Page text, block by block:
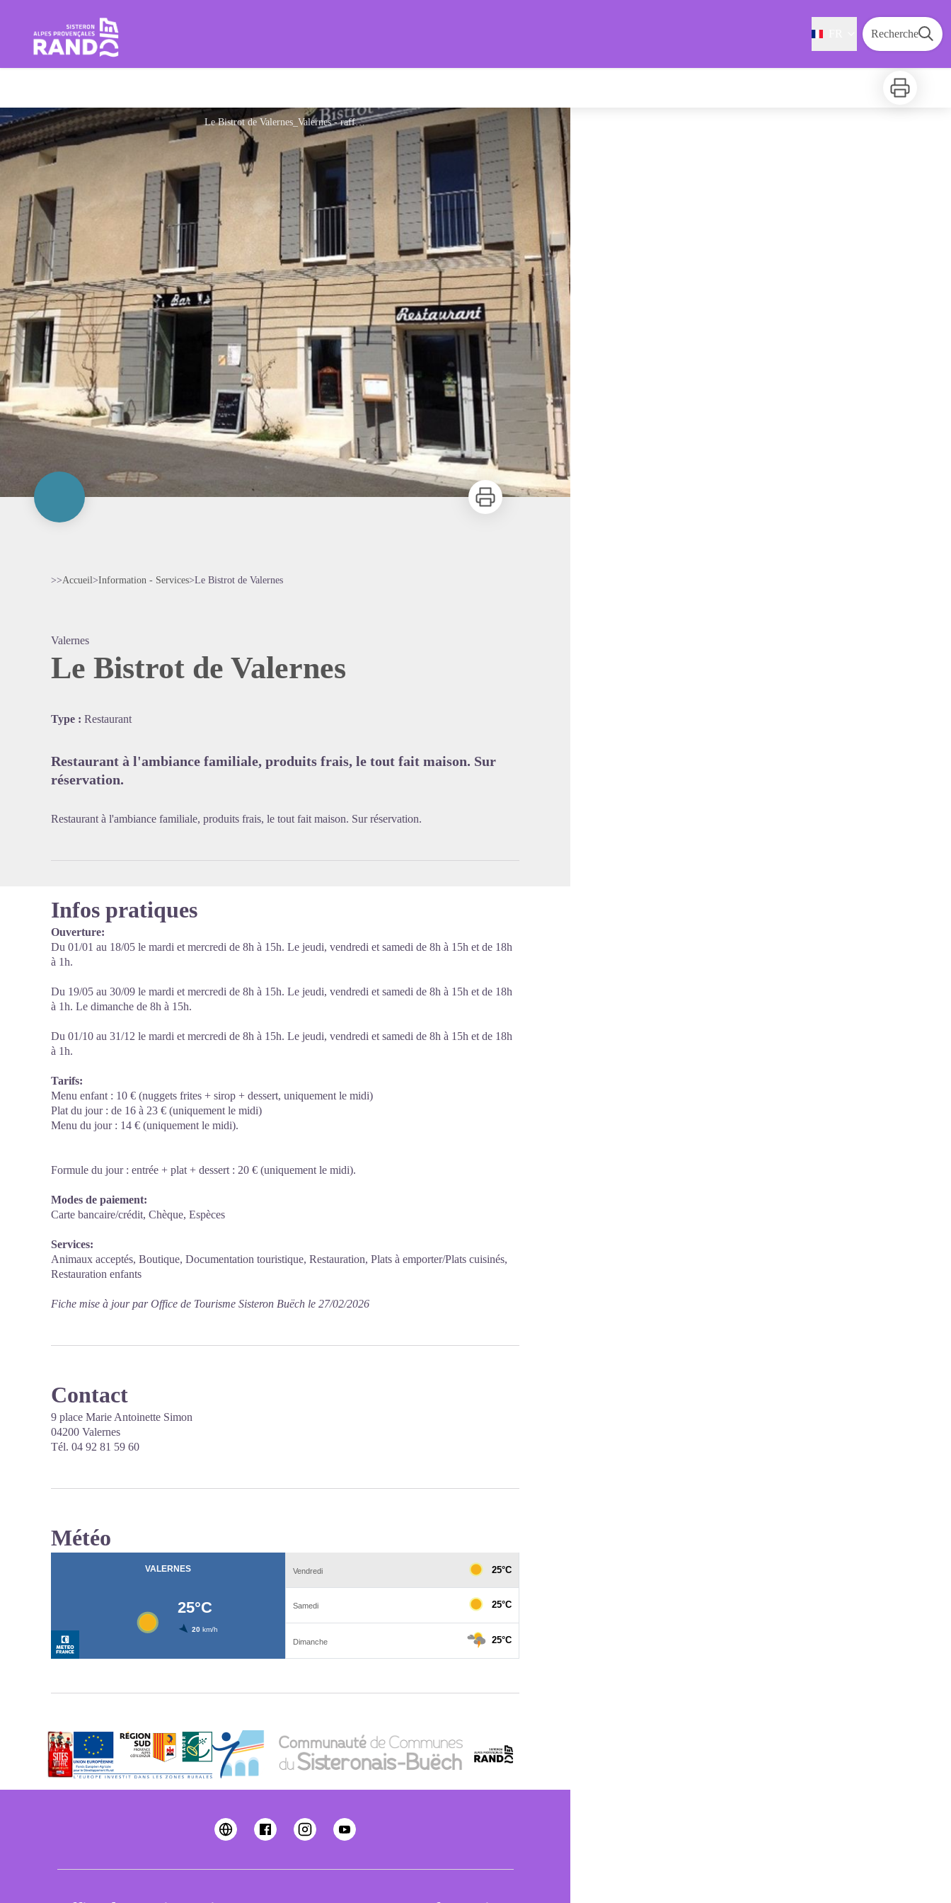
Rando Sisteron Buëch Baronnies Provençales Recherche
Imprimer
Le Bistrot de Valernes_Valernes - raffalli
Imprimer
>>Accueil>Information - Services>Le Bistrot de Valernes
Valernes
Le Bistrot de Valernes
Type : Restaurant
Restaurant à l'ambiance familiale, produits frais, le tout fait maison. Sur
réservation.
Restaurant à l'ambiance familiale, produits frais, le tout fait maison. Sur réservation.
Infos pratiques
Ouverture:
Du 01/01 au 18/05 le mardi et mercredi de 8h à 15h. Le jeudi, vendredi et samedi de 8h à 15h et de 18h
à 1h.
Du 19/05 au 30/09 le mardi et mercredi de 8h à 15h. Le jeudi, vendredi et samedi de 8h à 15h et de 18h
à 1h. Le dimanche de 8h à 15h.
Du 01/10 au 31/12 le mardi et mercredi de 8h à 15h. Le jeudi, vendredi et samedi de 8h à 15h et de 18h
à 1h.
Tarifs:
Menu enfant : 10 € (nuggets frites + sirop + dessert, uniquement le midi)
Plat du jour : de 16 à 23 € (uniquement le midi)
Menu du jour : 14 € (uniquement le midi).
Formule du jour : entrée + plat + dessert : 20 € (uniquement le midi).
Modes de paiement:
Carte bancaire/crédit, Chèque, Espèces
Services:
Animaux acceptés, Boutique, Documentation touristique, Restauration, Plats à emporter/Plats cuisinés,
Restauration enfants
Fiche mise à jour par Office de Tourisme Sisteron Buëch le 27/02/2026
Contact
9 place Marie Antoinette Simon
04200 Valernes
Tél. 04 92 81 59 60
Météo